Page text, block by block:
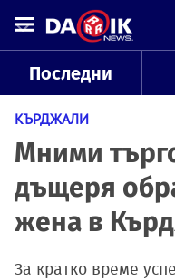
Последни
КЪРДЖАЛИ
Мними
дъщеря
жена в
За кратко време